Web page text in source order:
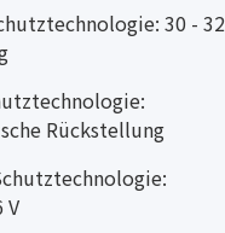
30 - 32
Rückstellung
V